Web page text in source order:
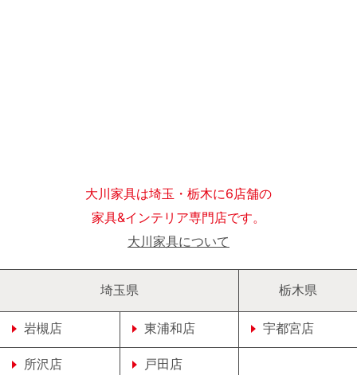
大川家具は埼玉・栃木に6店舗の
家具&インテリア専門店です。
大川家具について
埼玉県
岩槻店 東浦和店
所沢店 戸田店
栃木県
宇都宮店